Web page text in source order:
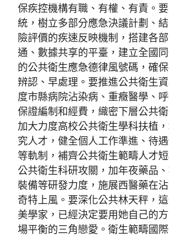
保疾控機構有職、有權、有責。
統，樹立多部分應急決議計劃、
險評價的疾速反映機制，搭建各
通、數據共享的平臺，建立全國
的公共衛生應急德律風號碼，確
辨認、早處理。要推進公共衛生
度市縣病院沾染病、重癥醫學、
保證編制和經費，織密下層公共
加大力度高校公共衛生學科扶植
究人才，健全個人工作準進、待
等軌制，補齊公共衛生範疇人才
公共衛生科研攻關，加年夜藥品
裝備等研發力度，施展西醫藥在
奇特上風。要深化公共林天秤，
美學家，已經決定要用她自己的
場平衡的三角戀愛。衛生範疇國